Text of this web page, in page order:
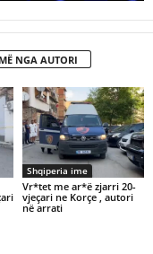
NGA AUTORI
Shqiperia ime
Vr*tet me ar*ë zjarri 20-
vjeçari ne Korçe , autori
në arrati